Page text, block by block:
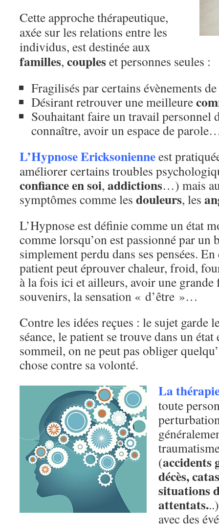
Cette approche thérapeutique,
axée sur les relations entre les
individus, est destinée aux
familles, coupleset personnes seules :
Fragilisés par certains évènements
Désirant retrouver une meilleure
Souhaitant faire un travail personnel
connaître, avoir un espace de
L’Hypnose Ericksonienneest
améliorer certains troubles
confiance en soi, addictions…) mais
symptômes comme les douleurs, les
L’Hypnose est définie comme un état
comme lorsqu’on est passionné par un
simplement perdu dans ses pensées.
patient peut éprouver chaleur, froid,
à la fois ici et ailleurs, avoir une grande
souvenirs, la sensation « d’être »…
Contre les idées reçues : le sujet garde
séance, le patient se trouve dans un
sommeil, on ne peut pas obliger
chose contre sa volonté.
La
toute
(accidents
décès,
situations
attentats.
avec des